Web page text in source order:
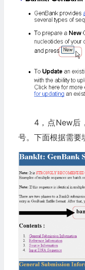
4，点New后
号。下面根据需要